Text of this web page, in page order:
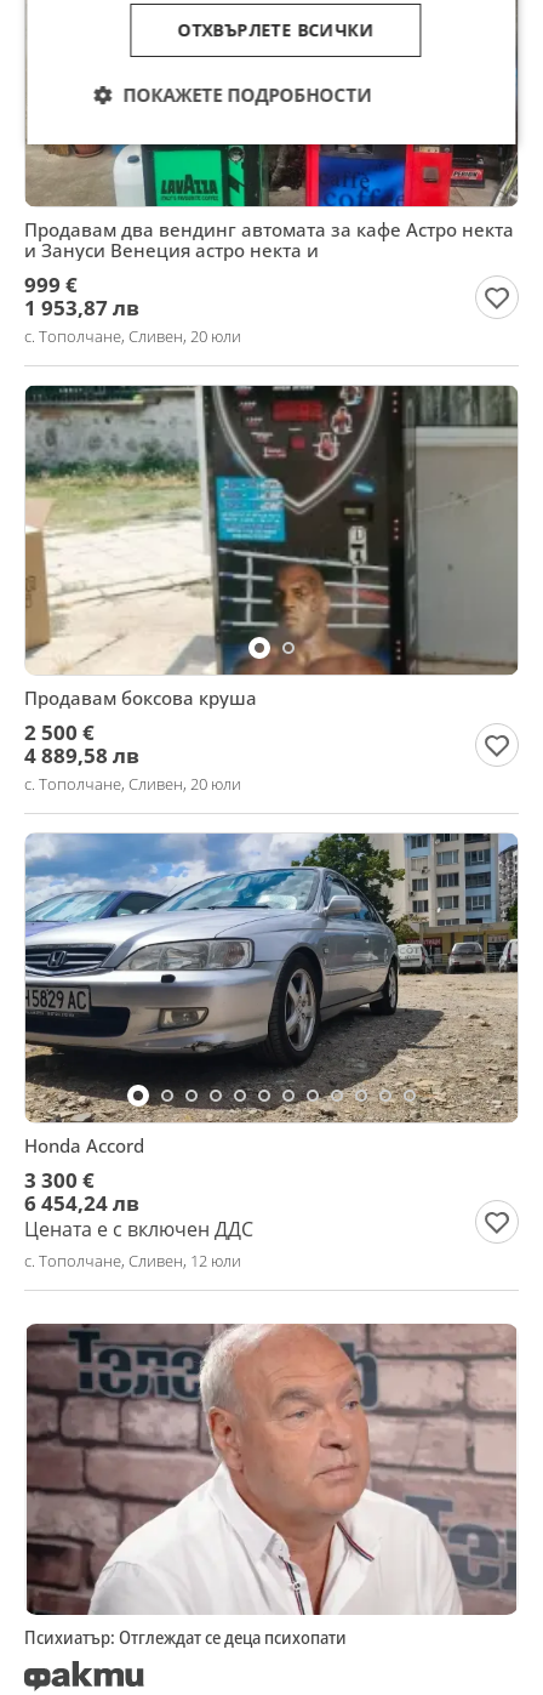
Продавам два вендинг автомата за кафе Астро некта
и Зануси Венеция астро некта и
999 €
1 953,87 лв
с. Тополчане, Сливен, 20 юли
Продавам боксова круша
2 500 €
4 889,58 лв
с. Тополчане, Сливен, 20 юли
Honda Accord
3 300 €
6 454,24 лв
Цената е с включен ДДС
с. Тополчане, Сливен, 12 юли
Психиатър: Отглеждат се деца психопати
ОТХВЪРЛЕТЕ ВСИЧКИ
ПОКАЖЕТЕ ПОДРОБНОСТИ